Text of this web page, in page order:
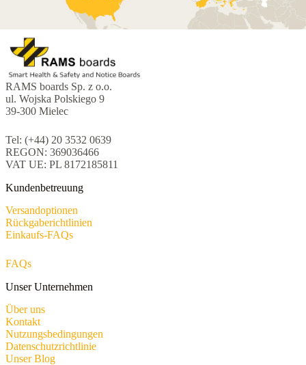
RAMS boards Sp. z o.o.
ul. Wojska Polskiego 9
39-300 Mielec
Tel: (+44) 20 3532 0639
REGON: 369036466
VAT UE: PL 8172185811
Kundenbetreuung
Versandoptionen
Rückgaberichtlinien
Einkaufs-FAQs
FAQs
Unser Unternehmen
Über uns
Kontakt
Nutzungsbedingungen
Datenschutzrichtlinie
Unser Blog